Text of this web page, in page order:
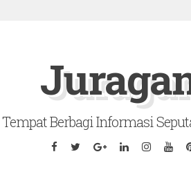
Tempat Berbagi Informasi